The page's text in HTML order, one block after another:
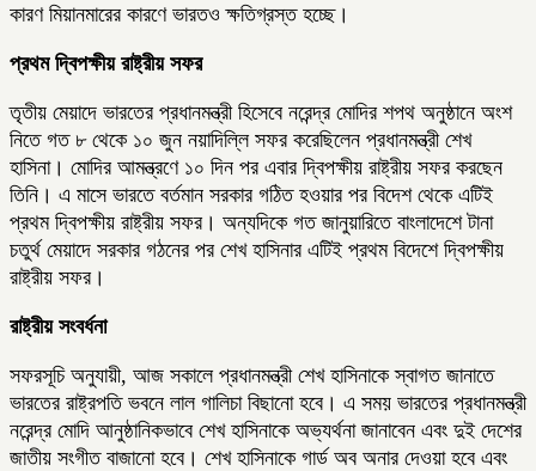
কারণ মিয়ানমারের কারণে ভারতও ক্ষতিগ্রস্ত হচ্ছে।
প্রথম দ্বিপক্ষীয় রাষ্ট্রীয় সফর
তৃতীয় মেয়াদে ভারতের প্রধানমন্ত্রী হিসেবে নরেন্দ্র মোদির শপথ অনুষ্ঠানে অংশ
নিতে গত ৮ থেকে ১০ জুন নয়াদিল্লি সফর করেছিলেন প্রধানমন্ত্রী শেখ
হাসিনা। মোদির আমন্ত্রণে ১০ দিন পর এবার দ্বিপক্ষীয় রাষ্ট্রীয় সফর করছেন
তিনি। এ মাসে ভারতে বর্তমান সরকার গঠিত হওয়ার পর বিদেশ থেকে এটিই
প্রথম দ্বিপক্ষীয় রাষ্ট্রীয় সফর। অন্যদিকে গত জানুয়ারিতে বাংলাদেশে টানা
চতুর্থ মেয়াদে সরকার গঠনের পর শেখ হাসিনার এটিই প্রথম বিদেশে দ্বিপক্ষীয়
রাষ্ট্রীয় সফর।
রাষ্ট্রীয় সংবর্ধনা
সফরসূচি অনুযায়ী, আজ সকালে প্রধানমন্ত্রী শেখ হাসিনাকে স্বাগত জানাতে
ভারতের রাষ্ট্রপতি ভবনে লাল গালিচা বিছানো হবে। এ সময় ভারতের প্রধানমন্ত্রী
নরেন্দ্র মোদি আনুষ্ঠানিকভাবে শেখ হাসিনাকে অভ্যর্থনা জানাবেন এবং দুই দেশের
জাতীয় সংগীত বাজানো হবে। শেখ হাসিনাকে গার্ড অব অনার দেওয়া হবে এবং